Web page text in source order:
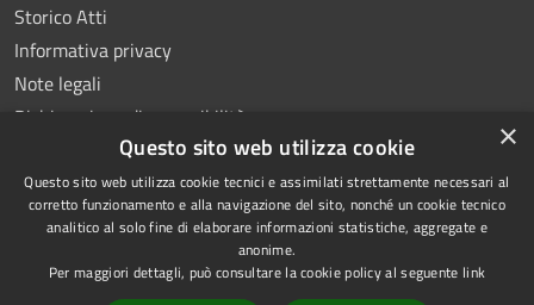
Storico Atti
Informativa privacy
Note legali
Dichiarazione di accessibilità
RSS
Accessibilità
Copyright © 2026 • Comune di
Montoro • Powered by
×
Questo sito web utilizza cookie
Questo sito web utilizza cookie tecnici e assimilati strettamente necessari al
corretto funzionamento e alla navigazione del sito, nonché un cookie tecnico
analitico al solo fine di elaborare informazioni statistiche, aggregate e
anonime.
Per maggiori dettagli, può consultare la cookie policy al seguente link